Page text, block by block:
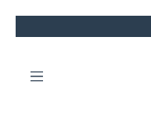
10% OFF por Transferencia